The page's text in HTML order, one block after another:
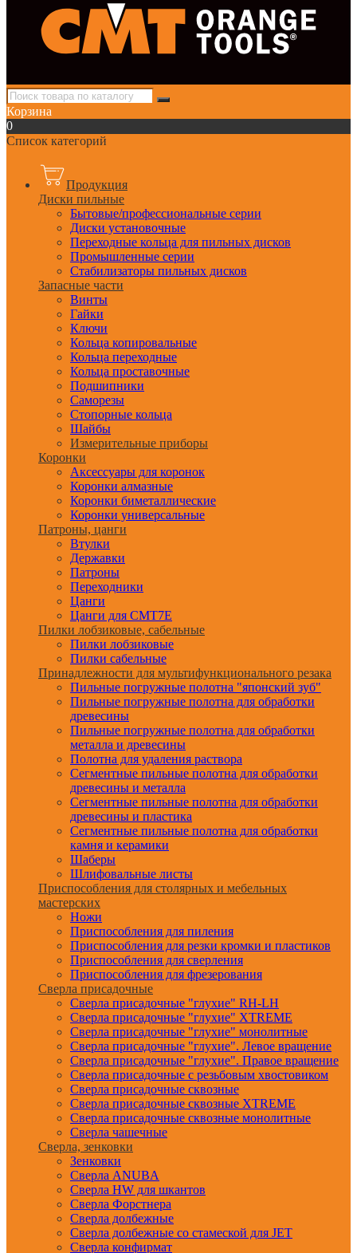
Корзина
0
Список категорий
Продукция
Диски пильные
Бытовые/профессиональные серии
Диски установочные
Переходные кольца для пильных дисков
Промышленные серии
Стабилизаторы пильных дисков
Запасные части
Винты
Гайки
Ключи
Кольца копировальные
Кольца переходные
Кольца проставочные
Подшипники
Саморезы
Стопорные кольца
Шайбы
Измерительные приборы
Коронки
Аксессуары для коронок
Коронки алмазные
Коронки биметаллические
Коронки универсальные
Патроны, цанги
Втулки
Державки
Патроны
Переходники
Цанги
Цанги для CMT7E
Пилки лобзиковые, сабельные
Пилки лобзиковые
Пилки сабельные
Принадлежности для мультифункционального резака
Пильные погружные полотна "японский зуб"
Пильные погружные полотна для обработки
древесины
Пильные погружные полотна для обработки
металла и древесины
Полотна для удаления раствора
Сегментные пильные полотна для обработки
древесины и металла
Сегментные пильные полотна для обработки
древесины и пластика
Сегментные пильные полотна для обработки
камня и керамики
Шаберы
Шлифовальные листы
Приспособления для столярных и мебельных
мастерских
Ножи
Приспособления для пиления
Приспособления для резки кромки и пластиков
Приспособления для сверления
Приспособления для фрезерования
Сверла присадочные
Сверла присадочные "глухие" RH-LH
Сверла присадочные "глухие" XTREME
Сверла присадочные "глухие" монолитные
Сверла присадочные "глухие". Левое вращение
Сверла присадочные "глухие". Правое вращение
Сверла присадочные с резьбовым хвостовиком
Сверла присадочные сквозные
Сверла присадочные сквозные XTREME
Сверла присадочные сквозные монолитные
Сверла чашечные
Сверла, зенковки
Зенковки
Сверла ANUBA
Сверла HW для шкантов
Сверла Форстнера
Сверла долбежные
Сверла долбежные со стамеской для JET
Сверла конфирмат